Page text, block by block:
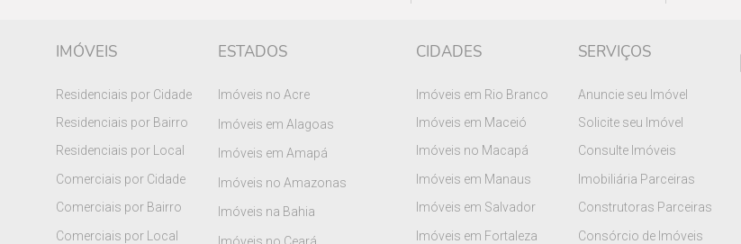
IMÓVEIS
Residenciais por Cidade
Residenciais por Bairro
Residenciais por Local
Comerciais por Cidade
Comerciais por Bairro
Comerciais por Local
ESTADOS
Imóveis no Acre
Imóveis em Alagoas
Imóveis em Amapá
Imóveis no Amazonas
Imóveis na Bahia
CIDADES
Imóveis em Rio Branco
Imóveis em Maceió
Imóveis no Macapá
Imóveis em Manaus
Imóveis em Salvador
Imóveis em Fortaleza
SERVIÇOS
Anuncie seu Imóvel
Solicite seu Imóvel
Consulte Imóveis
Imobiliária Parceiras
Construtoras Parceiras
Consórcio de Imóveis